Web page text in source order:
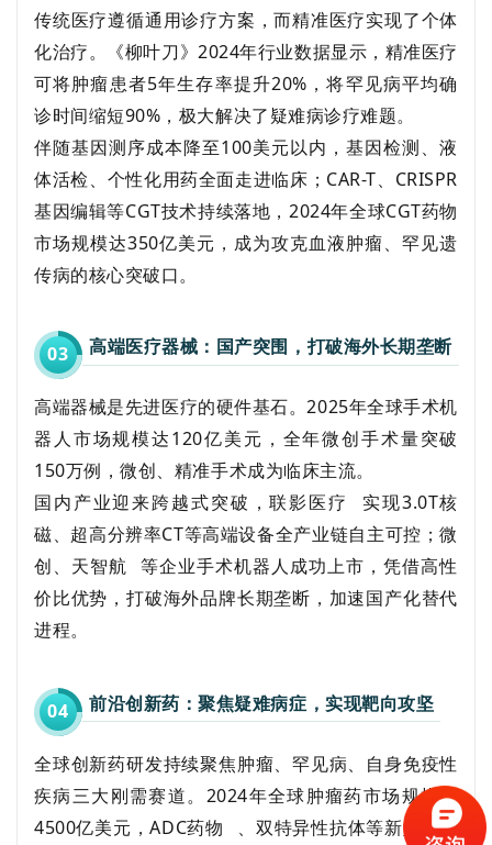
传统医疗遵循通用诊疗方案，而精准医疗实现了个体
化治疗。《柳叶刀》2024年行业数据显示，精准医疗
可将肿瘤患者5年生存率提升20%，将罕见病平均确
诊时间缩短90%，极大解决了疑难病诊疗难题。
伴随基因测序成本降至100美元以内，基因检测、液
体活检、个性化用药全面走进临床；CAR-T、CRISPR
基因编辑等CGT技术持续落地，2024年全球CGT药物
市场规模达350亿美元，成为攻克血液肿瘤、罕见遗
传病的核心突破口。
03 高端医疗器械：国产突围，打破海外长期垄断
高端器械是先进医疗的硬件基石。2025年全球手术机
器人市场规模达120亿美元，全年微创手术量突破
150万例，微创、精准手术成为临床主流。
国内产业迎来跨越式突破，联影医疗
实现3.0T核
磁、超高分辨率CT等高端设备全产业链自主可控；微
创、 天智航 等企业手术机器人成功上市，凭借高性
价比优势，打破海外品牌长期垄断，加速国产化替代
进程。
04 前沿创新药：聚焦疑难病症，实现靶向攻坚
全球创新药研发持续聚焦肿瘤、罕见病、自身免疫性
疾病三大刚需赛道。2024年全球肿瘤药市场规模达
4500亿美元，ADC药物
、双特异性抗体等新型靶向